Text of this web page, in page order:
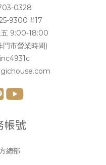
0328
9300 #17
五 9:00-18:00
門市營業時間)
帳號